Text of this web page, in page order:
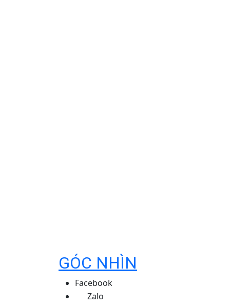
GÓC NHÌN
Facebook
Zalo